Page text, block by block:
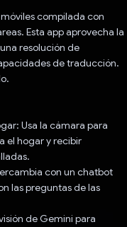
compilada con
Esta app aprovecha la
resolución de
de traducción.
Usa la cámara para
el hogar y recibir
con un chatbot
las preguntas de las
de Gemini para